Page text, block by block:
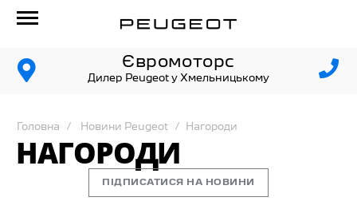
Євромоторс
Дилер Peugeot у Хмельницькому
Головна Новини Peugeot Нагороди
НАГОРОДИ
ПІДПИСАТИСЯ НА НОВИНИ